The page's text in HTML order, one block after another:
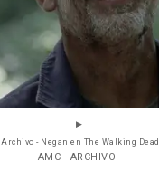
Archivo - Negan en The Walking Dead
- AMC - ARCHIVO